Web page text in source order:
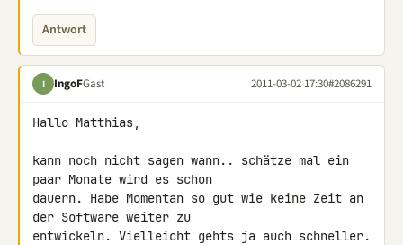
Antwort
I IngoFGast 2011-03-02 17:30#2086291
Hallo Matthias,
kann noch nicht sagen wann.. schätze mal ein
paar Monate wird es schon
dauern. Habe Momentan so gut wie keine Zeit an
der Software weiter zu
entwickeln. Vielleicht gehts ja auch schneller.